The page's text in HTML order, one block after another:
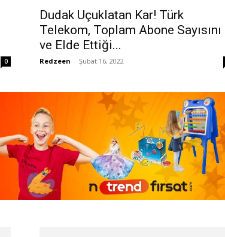
0
Dudak Uçuklatan Kar! Türk
Telekom, Toplam Abone Sayısını
ve Elde Ettiği...
Redzeen - Şubat 16, 2022